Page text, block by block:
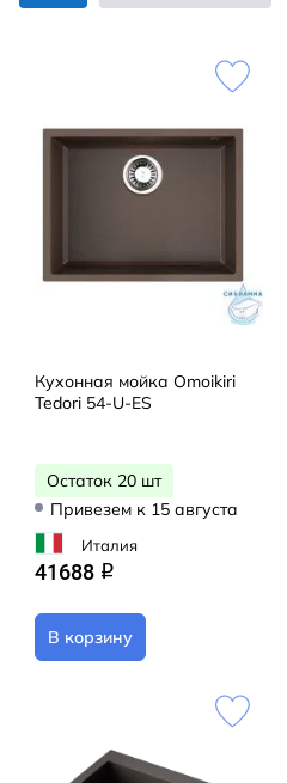
Кухонная мойка Omoikiri
Tedori 54-U-ES
Остаток 20 шт
Привезем к 15 августа
Италия
41688 q
В корзину